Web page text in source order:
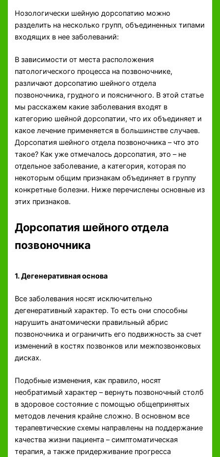
Нозологически шейную дорсопатию можно
разделить на несколько групп, объединенных типами
входящих в нее заболеваний:
В зависимости от места расположения
патологического процесса на позвоночнике,
различают дорсопатию шейного отдела
позвоночника, грудного и поясничного. В этой статье
мы расскажем какие заболевания входят в
категорию шейной дорсопатии, что их объединяет и
какое лечение применяется в большинстве случаев.
Дорсопатия шейного отдела позвоночника – что это
такое? Как уже отмечалось дорсопатия, это – не
отдельное заболевание, а категория, которая по
некоторым общим признакам объединяет в группу
конкретные болезни. Ниже перечислены основные из
этих признаков.
Дорсопатия шейного отдела
позвоночника
1. Дегенеративная основа
Все заболевания носят исключительно
дегенеративный характер. То есть они способны
нарушить анатомически правильный абрис
позвоночника и ограничить его подвижность за счет
изменений в костях позвонков или межпозвонковых
дисках.
Подобные изменения, как правило, носят
необратимый характер – вернуть позвоночный столб
в здоровое состояние с помощью общепринятых
методов лечения крайне сложно. В основном все
терапевтические схемы направлены на поддержание
качества жизни пациента – симптоматическая
терапия, а также придерживание прогресса